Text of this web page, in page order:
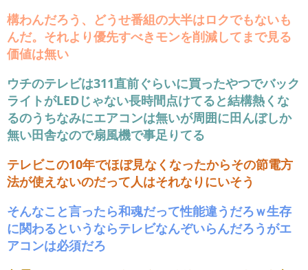
構わんだろう、どうせ番組の大半はロクでもないも
んだ。それより優先すべきモンを削減してまで見る
価値は無い
ウチのテレビは311直前ぐらいに買ったやつでバック
ライトがLEDじゃない長時間点けてると結構熱くな
るのうちなみにエアコンは無いが周囲に田んぼしか
無い田舎なので扇風機で事足りてる
テレビこの10年でほぼ見なくなったからその節電方
法が使えないのだって人はそれなりにいそう
そんなこと言ったら和魂だって性能違うだろｗ生存
に関わるというならテレビなんぞいらんだろうがエ
アコンは必須だろ